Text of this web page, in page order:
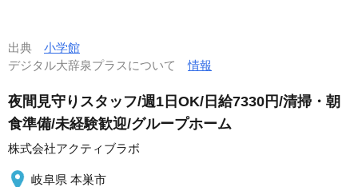
出典 小学館
デジタル大辞泉プラスについて情報
夜間見守りスタッフ/週1日OK/日給7330円/清掃・朝
食準備/未経験歓迎/グループホーム
株式会社アクティブラボ
岐阜県 本巣市